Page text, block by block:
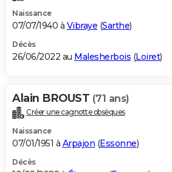
Naissance
07/07/1940 à Vibraye (Sarthe)
Décès
26/06/2022 au Malesherbois (Loiret)
Alain BROUST (71 ans)
Créer une cagnotte obsèques
Naissance
07/01/1951 à Arpajon (Essonne)
Décès